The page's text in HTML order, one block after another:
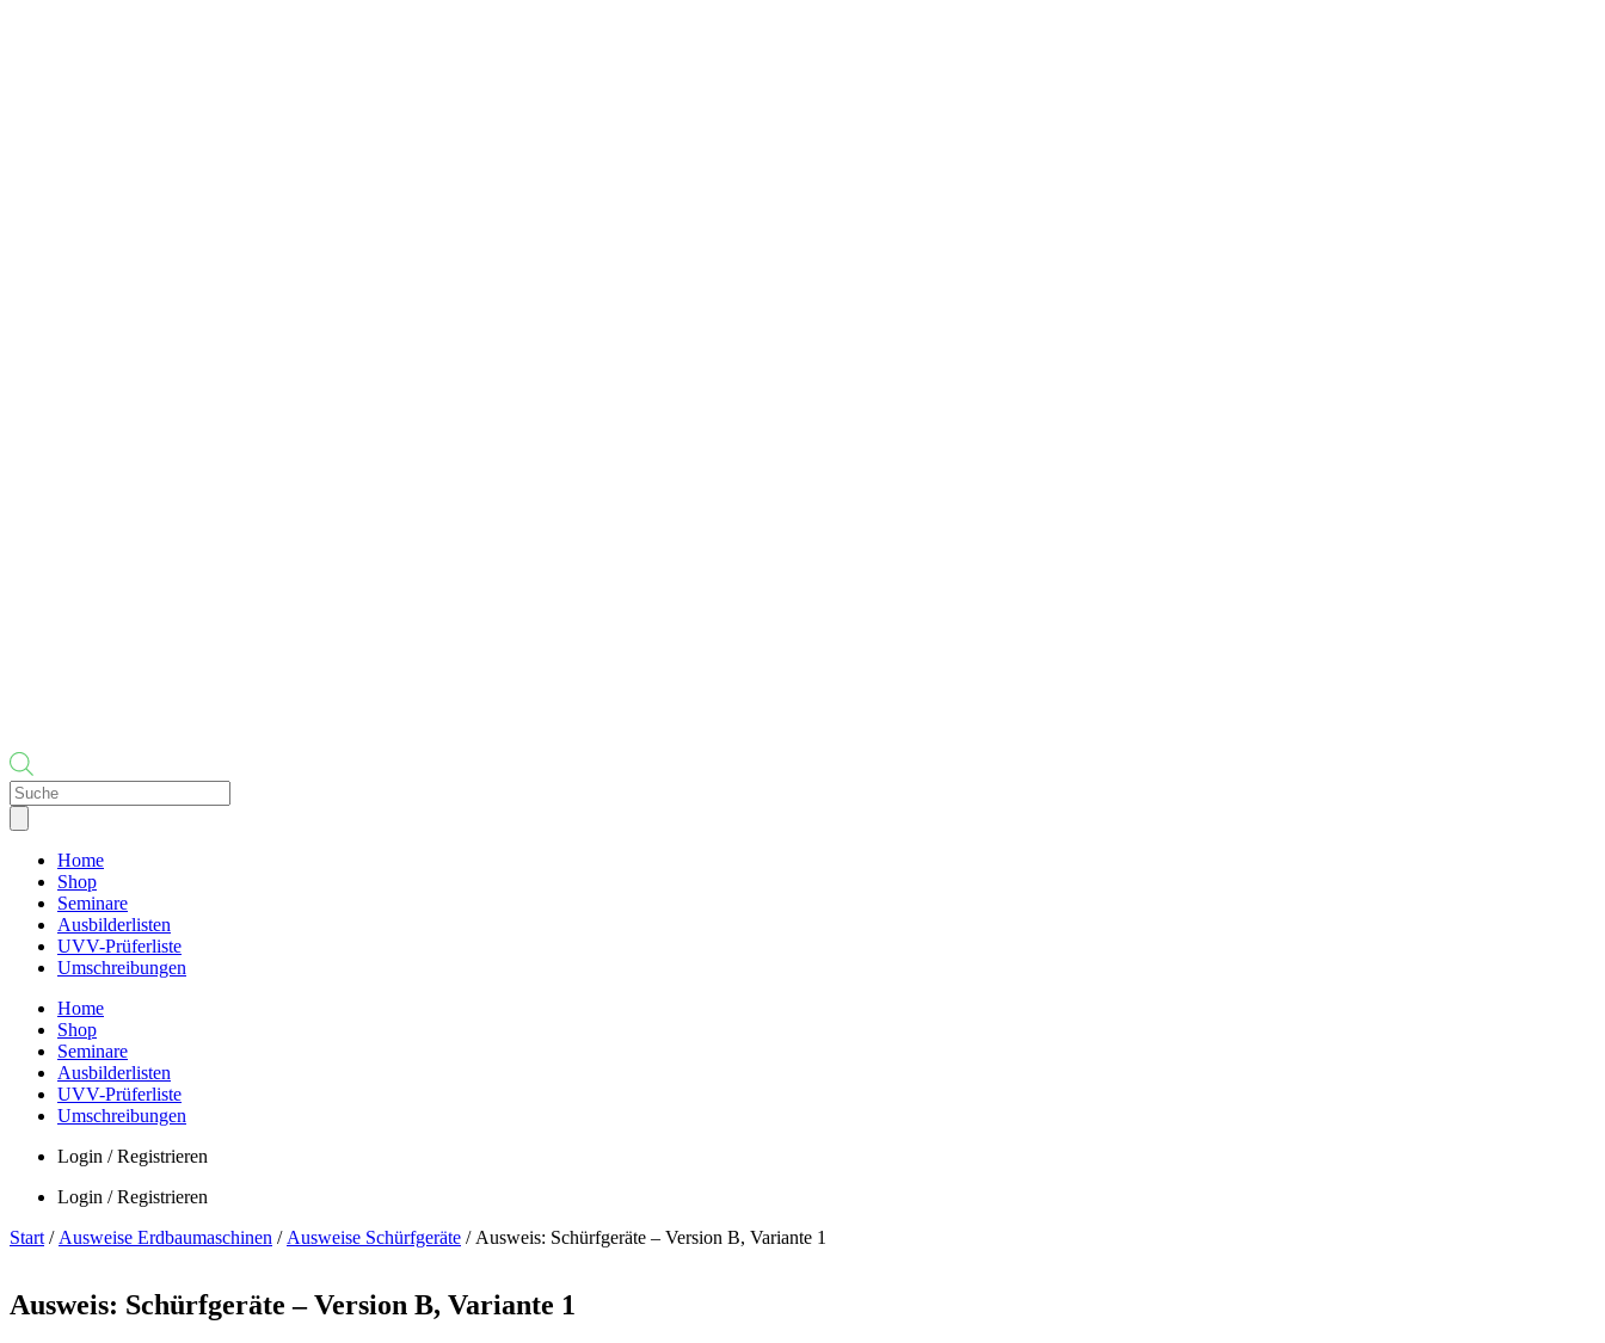
Products
search
Home
Shop
Seminare
Ausbilderlisten
UVV-Prüferliste
Umschreibungen
Home
Shop
Seminare
Ausbilderlisten
UVV-Prüferliste
Umschreibungen
Login / Registrieren
Login / Registrieren
Start / Ausweise Erdbaumaschinen / Ausweise Schürfgeräte / Ausweis: Schürfgeräte – Version B, Variante 1
Ausweis: Schürfgeräte – Version B, Variante 1